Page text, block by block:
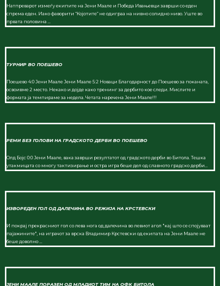
Натпреварот измеѓу екипите на Јени Маале и Победа Ивањевци заврши со еден
спрема еден. Иако фаворити “Којотите“ не одиграа на нивно солидно ниво. Уште во
првата половина ...
ТУРНИР ВО ПОЕШЕВО
Поешево 4:0 Јени Маале Јени Маале 5:2 Новаци Благодарност до Поешево за поканата,
освоивме 2 место. Некако и дојде како тренинг за дербито кое следи. Мислите и
формата ја темпираме за недела. Четата наречена Јени Маале!!!
РЕМИ БЕЗ ГОЛОВИ НА ГРАДСКОТО ДЕРБИ ВО ПОЕШЕВО
Олд Бојс 0:0 Јени Маале, вака заврши резултатот од градското дерби во Битола. Тешка
утакмицата со многу тактизирање и остра игра беше дел од славното градско дерби...
ИЗВОРЕДЕН ГОЛ ОД ДАЛЕЧИНА ВО РЕЖИЈА НА КРСТЕВСКИ
И покрај прекрасниот гол со лева нога од далечина во левиот агол "кај што се спојуваат
пајажините", на играчот за врска Владимир Крстевски од екипата на Јени Маале не
беше доволно ...
ЈЕНИ МААЛЕ ПОРАЗЕН ОД МЛАДИОТ ТИМ НА ОФК БИТОЛА